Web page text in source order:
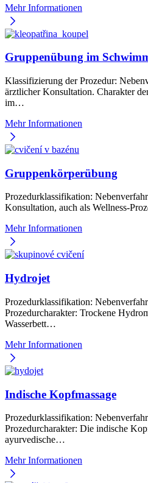
Mehr Informationen
Gruppenübung im
Klassifizierung der Prozedur:
ärztlicher Konsultation. Charakter
im…
Mehr Informationen
Gruppenkörperübung
Prozedurklassifikation:
Konsultation, auch als Wellness-
Mehr Informationen
Hydrojet
Prozedurklassifikation:
Prozedurcharakter: Trockene
Wasserbett…
Mehr Informationen
Indische Kopfmassage
Prozedurklassifikation:
Prozedurcharakter: Die indische
ayurvedische…
Mehr Informationen